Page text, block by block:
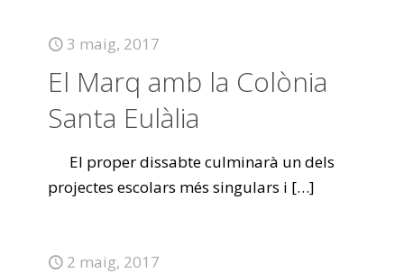
3 maig, 2017
El Marq amb la Colònia
Santa Eulàlia
El proper dissabte culminarà un dels
projectes escolars més singulars i […]
2 maig, 2017